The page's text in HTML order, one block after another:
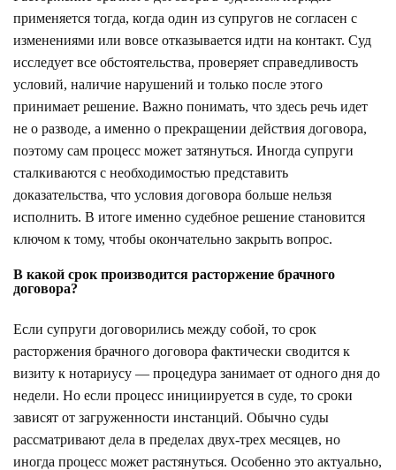
применяется тогда, когда один из супругов не согласен с
изменениями или вовсе отказывается идти на контакт. Суд
исследует все обстоятельства, проверяет справедливость
условий, наличие нарушений и только после этого
принимает решение. Важно понимать, что здесь речь идет
не о разводе, а именно о прекращении действия договора,
поэтому сам процесс может затянуться. Иногда супруги
сталкиваются с необходимостью представить
доказательства, что условия договора больше нельзя
исполнить. В итоге именно судебное решение становится
ключом к тому, чтобы окончательно закрыть вопрос.
В какой срок производится расторжение брачного
договора?
Если супруги договорились между собой, то срок
расторжения брачного договора фактически сводится к
визиту к нотариусу — процедура занимает от одного дня до
недели. Но если процесс инициируется в суде, то сроки
зависят от загруженности инстанций. Обычно суды
рассматривают дела в пределах двух-трех месяцев, но
иногда процесс может растянуться. Особенно это актуально,